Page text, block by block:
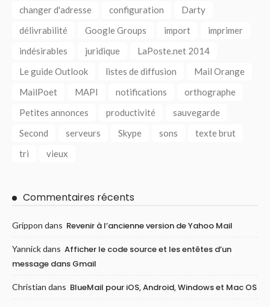
changer d'adresse
configuration
Darty
délivrabilité
Google Groups import
imprimer
indésirables
juridique
LaPoste.net 2014
Le guide Outlook
listes de diffusion
Mail Orange
MailPoet
MAPI notifications
orthographe
Petites annonces
productivité
sauvegarde
Second
serveurs Skype sons
texte brut
tri
vieux
Commentaires récents
Grippon dans Revenir à l’ancienne version de Yahoo Mail
Yannickdans Afficher le code source et les entêtes d’un
message dans Gmail
Christian dans BlueMail pour iOS, Android, Windows et Mac OS